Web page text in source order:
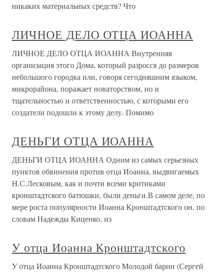
никаких материальных средств? Что
ЛИЧНОЕ ДЕЛО ОТЦА ИОАННА
ЛИЧНОЕ ДЕЛО ОТЦА ИОАННА Внутренняя
организация этого Дома, который разросся до размеров
небольшого городка или, говоря сегодняшним языком,
микрорайона, поражает новаторством, но и
тщательностью и ответственностью, с которыми его
создатели подошли к этому делу. Помимо
ДЕНЬГИ ОТЦА ИОАННА
ДЕНЬГИ ОТЦА ИОАННА Одним из самых серьезных
пунктов обвинения против отца Иоанна, выдвигаемых
Н.С.Лесковым, как и почти всеми критиками
кронштадтского батюшки, были деньги.В самом деле, по
мере роста популярности Иоанна Кронштадтского он, по
словам Надежды Киценко, из
У отца Иоанна Кронштадтского
У отца Иоанна Кронштадтского Молодой барин (Сергей